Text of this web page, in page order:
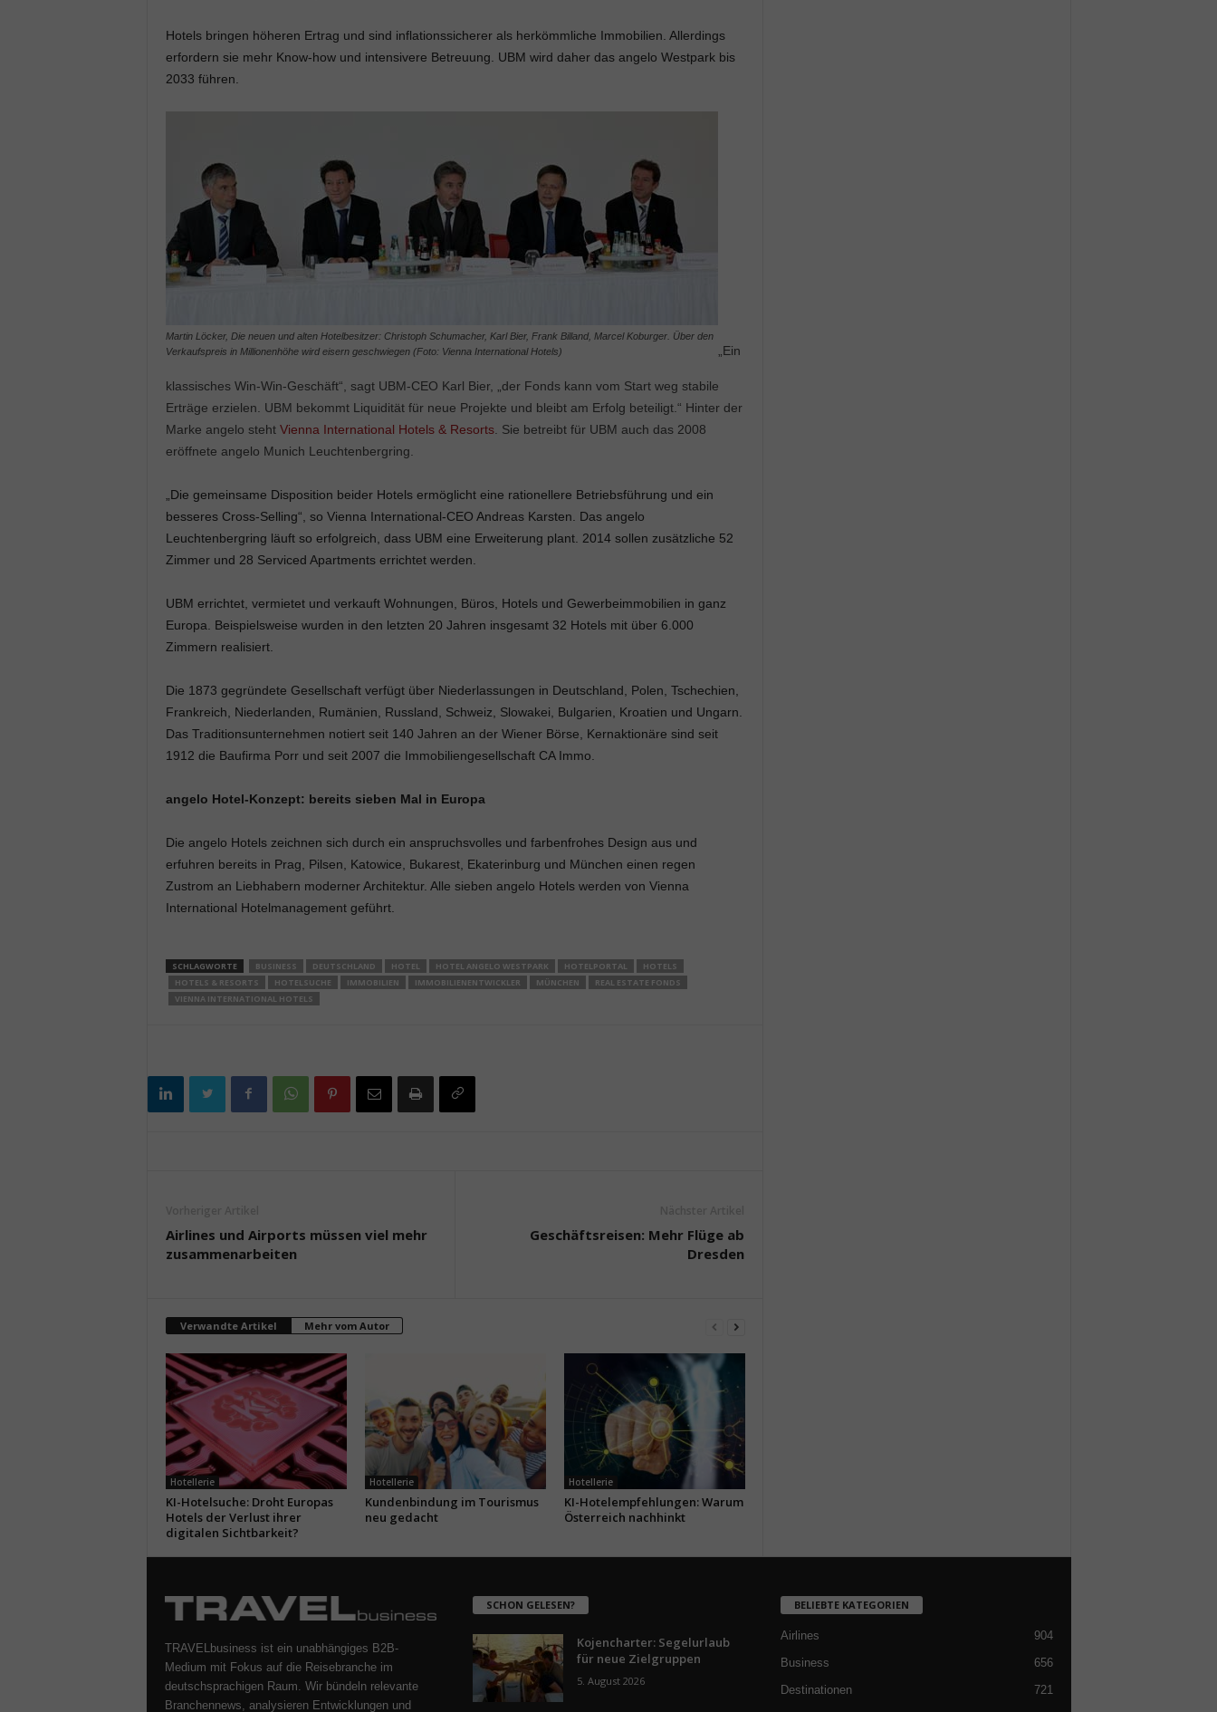
Hotels bringen höheren Ertrag und sind inflationssicherer als herkömmliche Immobilien. Allerdings
erfordern sie mehr Know-how und intensivere Betreuung. UBM wird daher das angelo Westpark bis
2033 führen.
Martin Löcker, Die neuen und alten Hotelbesitzer: Christoph Schumacher, Karl Bier, Frank Billand, Marcel Koburger. Über den
Verkaufspreis in Millionenhöhe wird eisern geschwiegen (Foto: Vienna International Hotels)
„Ein
klassisches Win-Win-Geschäft“, sagt UBM-CEO Karl Bier, „der Fonds kann vom Start weg stabile
Erträge erzielen. UBM bekommt Liquidität für neue Projekte und bleibt am Erfolg beteiligt.“ Hinter der
Marke angelo steht Vienna International Hotels & Resorts. Sie betreibt für UBM auch das 2008
eröffnete angelo Munich Leuchtenbergring.
„Die gemeinsame Disposition beider Hotels ermöglicht eine rationellere Betriebsführung und ein
besseres Cross-Selling“, so Vienna International-CEO Andreas Karsten. Das angelo
Leuchtenbergring läuft so erfolgreich, dass UBM eine Erweiterung plant. 2014 sollen zusätzliche 52
Zimmer und 28 Serviced Apartments errichtet werden.
UBM errichtet, vermietet und verkauft Wohnungen, Büros, Hotels und Gewerbeimmobilien in ganz
Europa. Beispielsweise wurden in den letzten 20 Jahren insgesamt 32 Hotels mit über 6.000
Zimmern realisiert.
Die 1873 gegründete Gesellschaft verfügt über Niederlassungen in Deutschland, Polen, Tschechien,
Frankreich, Niederlanden, Rumänien, Russland, Schweiz, Slowakei, Bulgarien, Kroatien und Ungarn.
Das Traditionsunternehmen notiert seit 140 Jahren an der Wiener Börse, Kernaktionäre sind seit
1912 die Baufirma Porr und seit 2007 die Immobiliengesellschaft CA Immo.
angelo Hotel-Konzept: bereits sieben Mal in Europa
Die angelo Hotels zeichnen sich durch ein anspruchsvolles und farbenfrohes Design aus und
erfuhren bereits in Prag, Pilsen, Katowice, Bukarest, Ekaterinburg und München einen regen
Zustrom an Liebhabern moderner Architektur. Alle sieben angelo Hotels werden von Vienna
International Hotelmanagement geführt.
SCHLAGWORTE BUSINESS DEUTSCHLAND HOTEL HOTEL ANGELO WESTPARK HOTELPORTAL
HOTELS
HOTELS & RESORTS
HOTELSUCHE IMMOBILIEN IMMOBILIENENTWICKLER MÜNCHEN
REAL ESTATE FONDS
VIENNA INTERNATIONAL HOTELS
Airlines und Airports müssen viel mehr
zusammenarbeiten
Geschäftsreisen: Mehr Flüge ab
Dresden
Verwandte Artikel Mehr vom Autor
Hotellerie
KI-Hotelsuche: Droht Europas
Hotels der Verlust ihrer
digitalen Sichtbarkeit?
Hotellerie
Kundenbindung im Tourismus
neu gedacht
Hotellerie
KI-Hotelempfehlungen: Warum
Österreich nachhinkt
TRAVELbusiness ist ein unabhängiges B2B-
Medium mit Fokus auf die Reisebranche im
deutschsprachigen Raum. Wir bündeln relevante
Branchennews, analysieren Entwicklungen und
SCHON GELESEN?
Kojencharter: Segelurlaub
für neue Zielgruppen
5. August 2026
BELIEBTE KATEGORIEN
Airlines
904
Business
656
Destinationen
721